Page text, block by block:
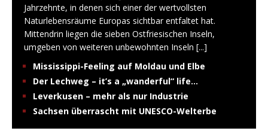
Jahrzehnte, in denen sich einer der wertvollsten
Naturlebensräume Europas sichtbar entfaltet hat.
Mittendrin liegen die sieben Ostfriesischen Inseln,
umgeben von weiteren unbewohnten Inseln [...]
Mississippi-Feeling auf Moldau und Elbe
Der Lechweg – it’s a „wanderful“ life…
Leverkusen – mehr als nur Industrie
Sachsen überrascht mit UNESCO-Welterbe